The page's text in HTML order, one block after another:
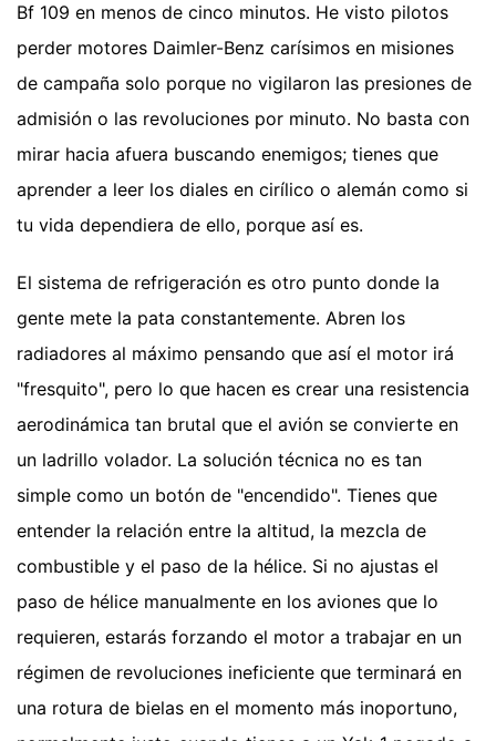
Bf 109 en menos de cinco minutos. He visto pilotos
perder motores Daimler-Benz carísimos en misiones
de campaña solo porque no vigilaron las presiones de
admisión o las revoluciones por minuto. No basta con
mirar hacia afuera buscando enemigos; tienes que
aprender a leer los diales en cirílico o alemán como si
tu vida dependiera de ello, porque así es.
El sistema de refrigeración es otro punto donde la
gente mete la pata constantemente. Abren los
radiadores al máximo pensando que así el motor irá
"fresquito", pero lo que hacen es crear una resistencia
aerodinámica tan brutal que el avión se convierte en
un ladrillo volador. La solución técnica no es tan
simple como un botón de "encendido". Tienes que
entender la relación entre la altitud, la mezcla de
combustible y el paso de la hélice. Si no ajustas el
paso de hélice manualmente en los aviones que lo
requieren, estarás forzando el motor a trabajar en un
régimen de revoluciones ineficiente que terminará en
una rotura de bielas en el momento más inoportuno,